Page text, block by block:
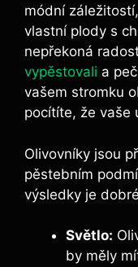
módní
vlastní plody s
nepřekoná
vypěstovali a
vašem stromku
pocítíte, že vaše
Olivovníky jsou
pěstebním
výsledky je
Světlo:
by měly